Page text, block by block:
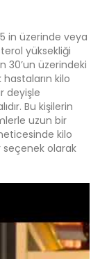
in üzerinde veya
yüksekliği
30’un üzerindeki
kilo
deyişle
Bu kişilerin
uzun bir
kilo
olarak